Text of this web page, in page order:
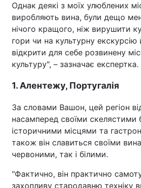
Однак деякі з моїх улюблених
виробляють вина, були дещо
нічого кращого, ніж вирушити
гори чи на культурну
відкрити для себе розвинену
культуру", – зазначає експертка.
1. Алентежу, Португалія
За словами Вашон, цей регіон
насамперед своїми скелястими
історичними місцями та
також він славиться своїми
червоними, так і білими.
"Фактично, він практично
захопливу стародавню техніку